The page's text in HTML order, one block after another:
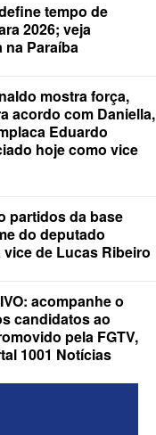
tempo de
2026; veja
na Paraíba
mostra força,
acordo com Daniella,
Eduardo
hoje como vice
partidos da base
do deputado
de Lucas Ribeiro
acompanhe o
candidatos ao
pela FGTV,
1001 Notícias